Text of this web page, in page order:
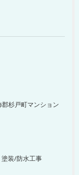
杉戸町マンション
装/防水工事